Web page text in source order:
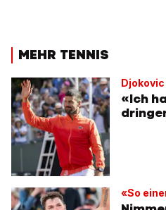
MEHR TENNIS
«Ich
«So